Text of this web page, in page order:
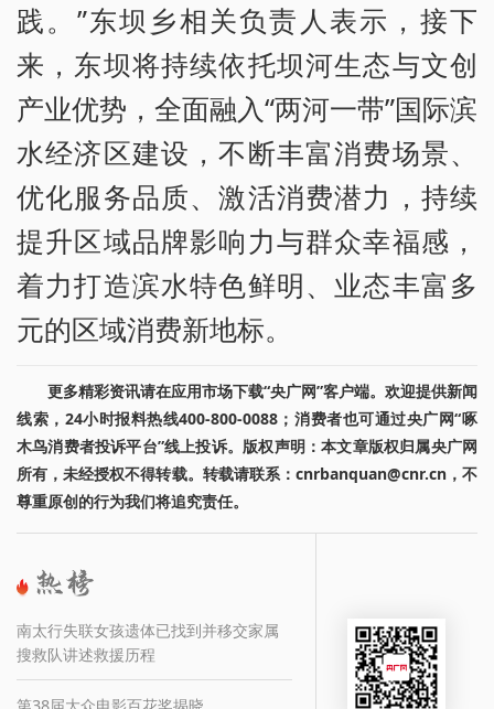
践。”东坝乡相关负责人表示，接下
来，东坝将持续依托坝河生态与文创
产业优势，全面融入“两河一带”国际滨
水经济区建设，不断丰富消费场景、
优化服务品质、激活消费潜力，持续
提升区域品牌影响力与群众幸福感，
着力打造滨水特色鲜明、业态丰富多
元的区域消费新地标。
更多精彩资讯请在应用市场下载“央广网”客户端。欢迎提供新闻
线索，24小时报料热线400-800-0088；消费者也可通过央广网“啄
木鸟消费者投诉平台”线上投诉。版权声明：本文章版权归属央广网
所有，未经授权不得转载。转载请联系：cnrbanquan@cnr.cn，不
尊重原创的行为我们将追究责任。
南太行失联女孩遗体已找到并移交家属
搜救队讲述救援历程
第38届大众电影百花奖揭晓